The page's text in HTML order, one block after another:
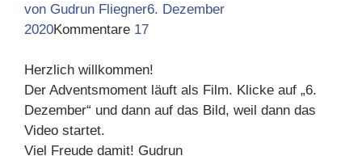
von Gudrun Fliegner6. Dezember
2020Kommentare 17
Herzlich willkommen!
Der Adventsmoment läuft als Film. Klicke auf „6.
Dezember“ und dann auf das Bild, weil dann das
Video startet.
Viel Freude damit! Gudrun